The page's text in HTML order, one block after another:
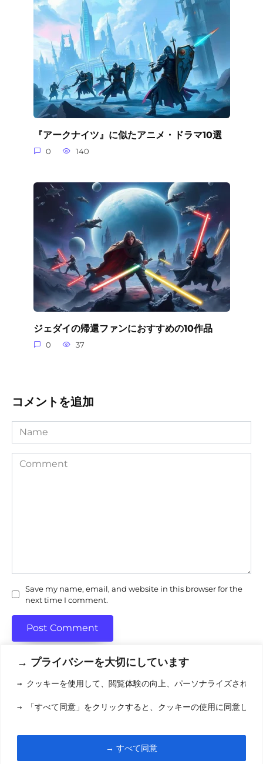
→ プライバシーを大切にしています
→ クッキーを使用して、閲覧体験の向上、パーソナライズされた
→ 「すべて同意」をクリックすると、クッキーの使用に同意した
→ すべて同意
『アークナイツ』に似たアニメ・ドラマ10選
0 140
ジェダイの帰還ファンにおすすめの10作品
0 37
コメントを追加
Name
Comment
Save my name, email, and website in this browser for the
next time I comment.
利用規約(りようきやく